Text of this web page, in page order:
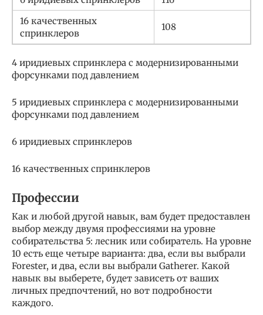
16 качественных
спринклеров
108
4 иридиевых спринклера с модернизированными
форсунками под давлением
5 иридиевых спринклера с модернизированными
форсунками под давлением
6 иридиевых спринклеров
16 качественных спринклеров
Профессии
Как и любой другой навык, вам будет предоставлен
выбор между двумя профессиями на уровне
собирательства 5: лесник или собиратель. На уровне
10 есть еще четыре варианта: два, если вы выбрали
Forester, и два, если вы выбрали Gatherer. Какой
навык вы выберете, будет зависеть от ваших
личных предпочтений, но вот подробности
каждого.